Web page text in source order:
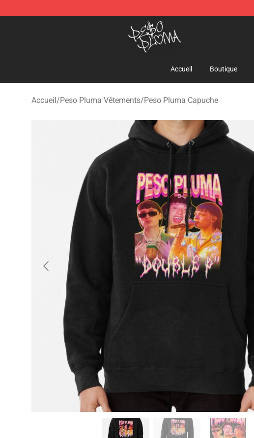
Peso Pluma Store - Official Peso Pluma Merchandise Shop
Accueil Boutique
Accueil/Peso Pluma Vêtements/Peso Pluma Capuche